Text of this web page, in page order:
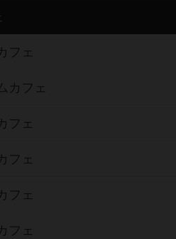
フェ
カフェ
フェ
フェ
フェ
フェ